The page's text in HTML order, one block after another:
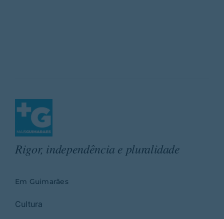
Rigor, independência e pluralidade
Em Guimarães
Cultura